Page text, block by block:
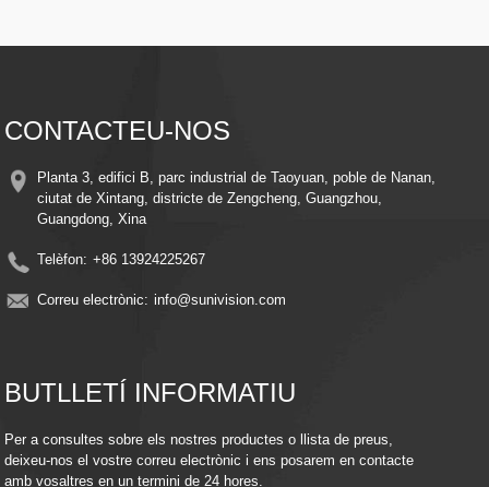
des de qualsevol lloc amb el teu telèfon intel·ligent o dispositiu intel·ligent
amb la integració opcional d'emmagatzematge al núvol
Eficiència energètica: aprofita el poder del sol per reduir els costos d'electricitat
i mantenir una protecció contínua.
CONTACTEU-NOS
Planta 3, edifici B, parc industrial de Taoyuan, poble de Nanan,
ciutat de Xintang, districte de Zengcheng, Guangzhou,
Guangdong, Xina
Telèfon: +86 13924225267
Correu electrònic: info@sunivision.com
BUTLLETÍ INFORMATIU
Per a consultes sobre els nostres productes o llista de preus,
deixeu-nos el vostre correu electrònic i ens posarem en contacte
amb vosaltres en un termini de 24 hores.